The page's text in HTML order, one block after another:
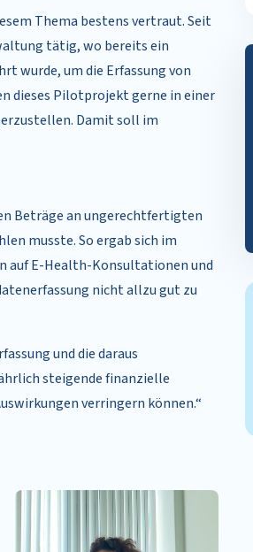
Thema bestens vertraut. Seit
tätig, wo bereits ein
wurde, um die Erfassung von
dieses Pilotprojekt gerne in einer
Damit soll im
Beträge an ungerechtfertigten
musste. So ergab sich im
auf E-Health-Konsultationen und
nicht allzu gut zu
und die daraus
steigende finanzielle
verringern können.“